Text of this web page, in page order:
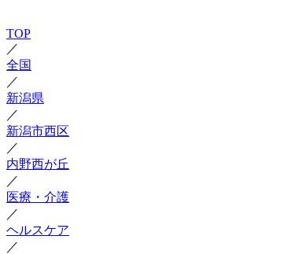
TOP
／
全国
／
新潟県
／
新潟市西区
／
内野西が丘
／
医療・介護
／
ヘルスケア
／